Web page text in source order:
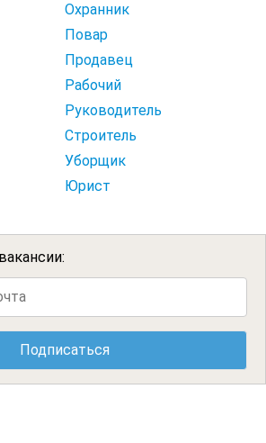
Охранник
Повар
Продавец
Рабочий
Руководитель
Строитель
Уборщик
Юрист